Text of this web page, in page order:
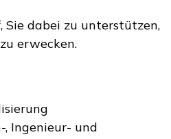
Sie dabei zu unterstützen,
erwecken.
, Ingenieur- und